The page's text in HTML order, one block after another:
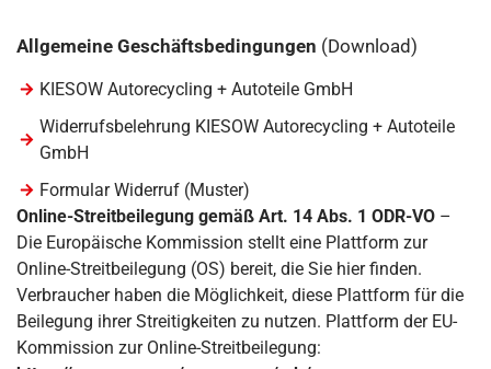
Allgemeine Geschäftsbedingungen (Download)
KIESOW Autorecycling + Autoteile GmbH
Widerrufsbelehrung KIESOW Autorecycling + Autoteile
GmbH
Formular Widerruf (Muster)
Online-Streitbeilegung gemäß Art. 14 Abs. 1 ODR-VO –
Die Europäische Kommission stellt eine Plattform zur
Online-Streitbeilegung (OS) bereit, die Sie hier finden.
Verbraucher haben die Möglichkeit, diese Plattform für die
Beilegung ihrer Streitigkeiten zu nutzen. Plattform der EU-
Kommission zur Online-Streitbeilegung: